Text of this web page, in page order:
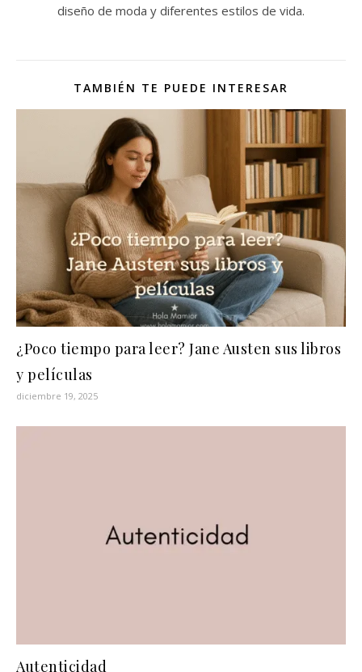
diseño de moda y diferentes estilos de vida.
TAMBIÉN TE PUEDE INTERESAR
¿Poco tiempo para leer? Jane Austen sus libros
y películas
diciembre 19, 2025
Autenticidad